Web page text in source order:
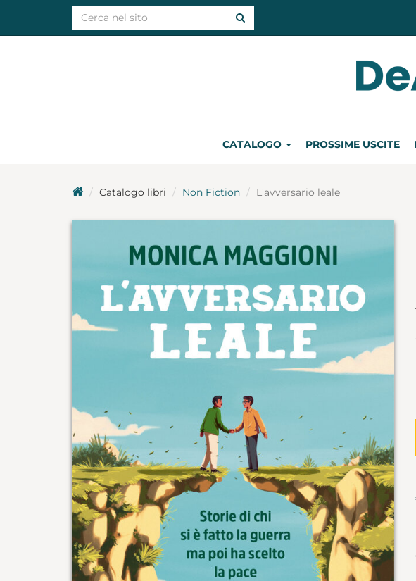
CATALOGO PROSSIME USCITE
Catalogo libri Non Fiction L'avversario leale